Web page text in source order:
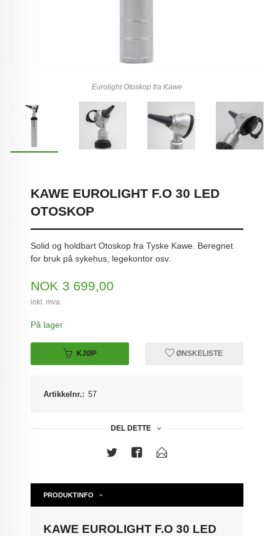
Eurolight Otoskop fra Kawe
KAWE EUROLIGHT F.O 30 LED
OTOSKOP
Solid og holdbart Otoskop fra Tyske Kawe. Beregnet
for bruk på sykehus, legekontor osv.
Pris
NOK 3 699,00
inkl. mva.
På lager
KJØP ØNSKELISTE
Artikkelnr.: 57
DEL DETTE
PRODUKTINFO
KAWE EUROLIGHT F.O 30 LED